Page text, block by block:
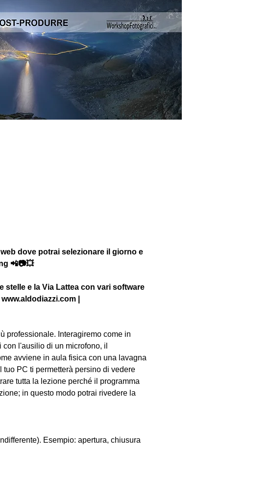
dove potrai selezionare il giorno e
📲📷💥
e la Via Lattea con vari software
|
professionale. Interagiremo come in
l'ausilio di un microfono, il
avviene in aula fisica con una lavagna
tuo PC ti permetterà persino di vedere
tutta la lezione perché il programma
in questo modo potrai rivedere la
Esempio: apertura, chiusura